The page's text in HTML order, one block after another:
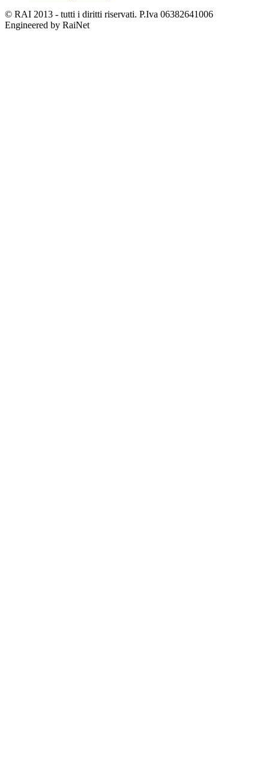
© RAI 2013 - tutti i diritti riservati. P.Iva 06382641006
Engineered by RaiNet